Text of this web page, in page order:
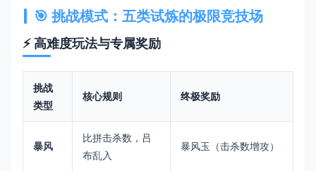
🎯 ​ ​挑战模式：五类试炼的极限竞技场​
⚡ ​​高难度玩法与专属奖励​
​挑战
类型​
​核心规则​ ​终极奖励​
​暴风​
比拼击杀数，吕
布乱入
暴风玉（击杀数增攻）